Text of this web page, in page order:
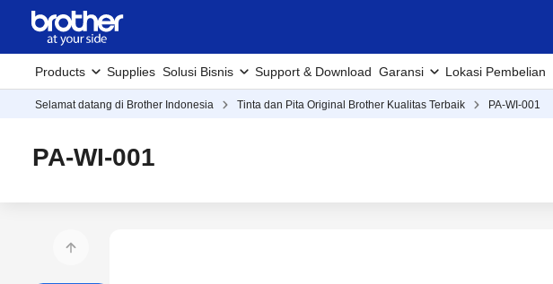
Products Supplies Solusi Bisnis Support & Download Garansi Lokasi Pembelian
Selamat datang di Brother Indonesia Tinta dan Pita Original Brother Kualitas Terbaik PA-WI-001
PA-WI-001